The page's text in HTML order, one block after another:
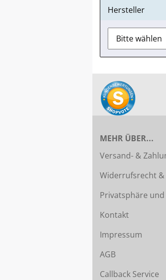
Hersteller
MEHR ÜBER...
Versand- &
Widerrufsrecht
Privatsphäre
Kontakt
Impressum
AGB
Callback Service